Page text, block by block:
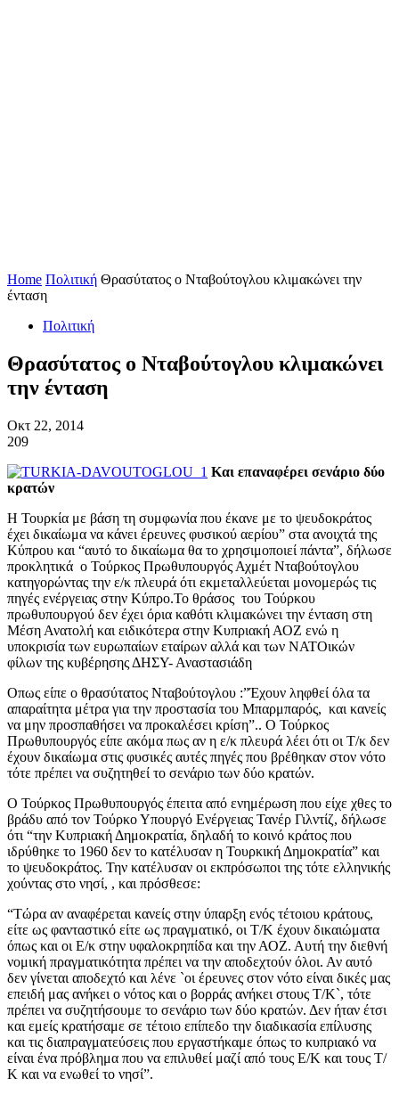
Home Πολιτική Θρασύτατος ο Νταβούτογλου κλιμακώνει την
ένταση
Πολιτική
Θρασύτατος ο Νταβούτογλου κλιμακώνει
την ένταση
Οκτ 22, 2014
209
Και επαναφέρει σενάριο δύο
κρατών
Η Τουρκία με βάση τη συμφωνία που έκανε με το ψευδοκράτος
έχει δικαίωμα να κάνει έρευνες φυσικού αερίου” στα ανοιχτά της
Κύπρου και “αυτό το δικαίωμα θα το χρησιμοποιεί πάντα”, δήλωσε
προκλητικά ο Τούρκος Πρωθυπουργός Αχμέτ Νταβούτογλου
κατηγορώντας την ε/κ πλευρά ότι εκμεταλλεύεται μονομερώς τις
πηγές ενέργειας στην Κύπρο.Το θράσος του Τούρκου
πρωθυπουργού δεν έχει όρια καθότι κλιμακώνει την ένταση στη
Μέση Ανατολή και ειδικότερα στην Κυπριακή ΑΟΖ ενώ η
υποκρισία των ευρωπαίων εταίρων αλλά και των ΝΑΤΟικών
φίλων της κυβέρησης ΔΗΣΥ- Αναστασιάδη
Οπως είπε ο θρασύτατος Νταβούτογλου :”Έχουν ληφθεί όλα τα
απαραίτητα μέτρα για την προστασία του Μπαρμπαρός, και κανείς
να μην προσπαθήσει να προκαλέσει κρίση”.. Ο Τούρκος
Πρωθυπουργός είπε ακόμα πως αν η ε/κ πλευρά λέει ότι οι Τ/κ δεν
έχουν δικαίωμα στις φυσικές αυτές πηγές που βρέθηκαν στον νότο
τότε πρέπει να συζητηθεί το σενάριο των δύο κρατών.
Ο Τούρκος Πρωθυπουργός έπειτα από ενημέρωση που είχε χθες το
βράδυ από τον Τούρκο Υπουργό Ενέργειας Τανέρ Γιλντίζ, δήλωσε
ότι “την Κυπριακή Δημοκρατία, δηλαδή το κοινό κράτος που
ιδρύθηκε το 1960 δεν το κατέλυσαν η Τουρκική Δημοκρατία” και
το ψευδοκράτος. Την κατέλυσαν οι εκπρόσωποι της τότε ελληνικής
χούντας στο νησί, , και πρόσθεσε:
“Τώρα αν αναφέρεται κανείς στην ύπαρξη ενός τέτοιου κράτους,
είτε ως φανταστικό είτε ως πραγματικό, οι Τ/Κ έχουν δικαιώματα
όπως και οι Ε/κ στην υφαλοκρηπίδα και την ΑΟΖ. Αυτή την διεθνή
νομική πραγματικότητα πρέπει να την αποδεχτούν όλοι. Αν αυτό
δεν γίνεται αποδεχτό και λένε `οι έρευνες στον νότο είναι δικές μας
επειδή μας ανήκει ο νότος και ο βορράς ανήκει στους Τ/Κ`, τότε
πρέπει να συζητήσουμε το σενάριο των δύο κρατών. Δεν ήταν έτσι
και εμείς κρατήσαμε σε τέτοιο επίπεδο την διαδικασία επίλυσης
και τις διαπραγματεύσεις που εργαστήκαμε όπως το κυπριακό να
είναι ένα πρόβλημα που να επιλυθεί μαζί από τους Ε/Κ και τους Τ/
Κ και να ενωθεί το νησί”.